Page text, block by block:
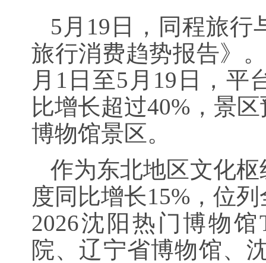
5月19日，同程旅行
旅行消费趋势报告》
月1日至5月19日，平
比增长超过40%，景
博物馆景区。
作为东北地区文化
度同比增长15%，位
2026沈阳热门博物
院、辽宁省博物馆、